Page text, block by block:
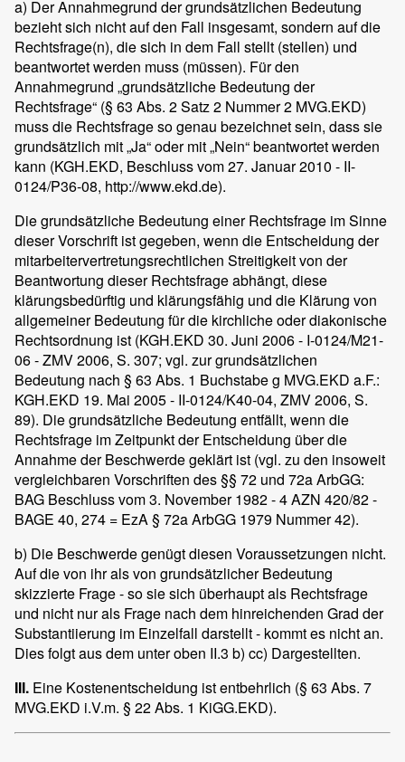
a) Der Annahmegrund der grundsätzlichen Bedeutung
bezieht sich nicht auf den Fall insgesamt, sondern auf die
Rechtsfrage(n), die sich in dem Fall stellt (stellen) und
beantwortet werden muss (müssen). Für den
Annahmegrund „grundsätzliche Bedeutung der
Rechtsfrage“ (§ 63 Abs. 2 Satz 2 Nummer 2 MVG.EKD)
muss die Rechtsfrage so genau bezeichnet sein, dass sie
grundsätzlich mit „Ja“ oder mit „Nein“ beantwortet werden
kann (KGH.EKD, Beschluss vom 27. Januar 2010 - II-
0124/P36-08, http://www.ekd.de).
Die grundsätzliche Bedeutung einer Rechtsfrage im Sinne
dieser Vorschrift ist gegeben, wenn die Entscheidung der
mitarbeitervertretungsrechtlichen Streitigkeit von der
Beantwortung dieser Rechtsfrage abhängt, diese
klärungsbedürftig und klärungsfähig und die Klärung von
allgemeiner Bedeutung für die kirchliche oder diakonische
Rechtsordnung ist (KGH.EKD 30. Juni 2006 - I-0124/M21-
06 - ZMV 2006, S. 307; vgl. zur grundsätzlichen
Bedeutung nach § 63 Abs. 1 Buchstabe g MVG.EKD a.F.:
KGH.EKD 19. Mai 2005 - II-0124/K40-04, ZMV 2006, S.
89). Die grundsätzliche Bedeutung entfällt, wenn die
Rechtsfrage im Zeitpunkt der Entscheidung über die
Annahme der Beschwerde geklärt ist (vgl. zu den insoweit
vergleichbaren Vorschriften des §§ 72 und 72a ArbGG:
BAG Beschluss vom 3. November 1982 - 4 AZN 420/82 -
BAGE 40, 274 = EzA § 72a ArbGG 1979 Nummer 42).
b) Die Beschwerde genügt diesen Voraussetzungen nicht.
Auf die von ihr als von grundsätzlicher Bedeutung
skizzierte Frage - so sie sich überhaupt als Rechtsfrage
und nicht nur als Frage nach dem hinreichenden Grad der
Substantiierung im Einzelfall darstellt - kommt es nicht an.
Dies folgt aus dem unter oben II.3 b) cc) Dargestellten.
III. Eine Kostenentscheidung ist entbehrlich (§ 63 Abs. 7
MVG.EKD i.V.m. § 22 Abs. 1 KiGG.EKD).